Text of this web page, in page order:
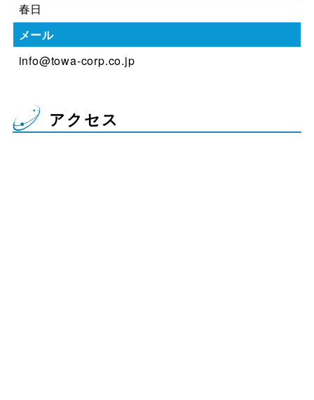
春日
メール
info@towa-corp.co.jp
アクセス